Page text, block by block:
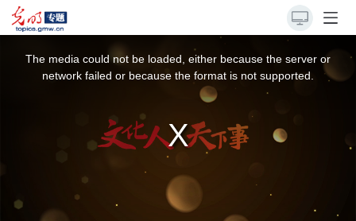
The media could not be loaded, either because the server or
network failed or because the format is not supported.